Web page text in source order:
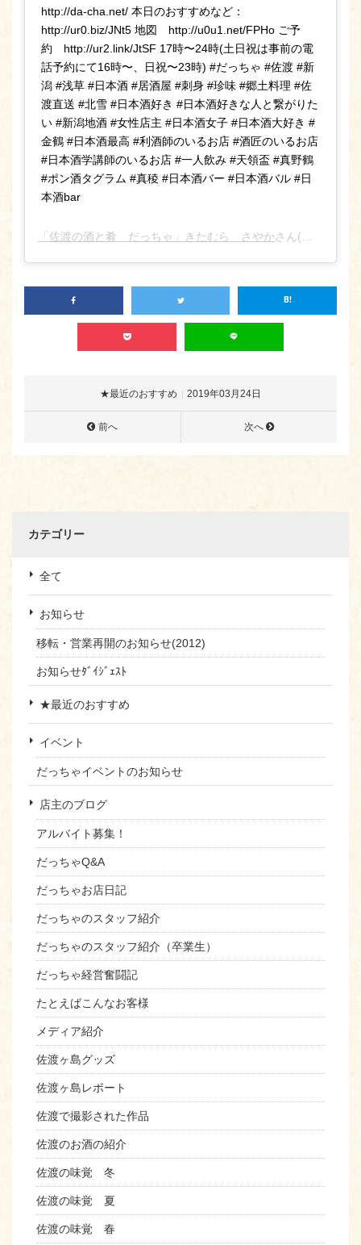
http://da-cha.net/ 本日のおすすめなど：
http://ur0.biz/JNt5 地図 http://u0u1.net/FPHo ご予
約 http://ur2.link/JtSF 17時〜24時(土日祝は事前の電
話予約にて16時〜、日祝〜23時) #だっちゃ #佐渡 #新
潟 #浅草 #日本酒 #居酒屋 #刺身 #珍味 #郷土料理 #佐
渡直送 #北雪 #日本酒好き #日本酒好きな人と繋がりた
い #新潟地酒 #女性店主 #日本酒女子 #日本酒大好き #
金鶴 #日本酒最高 #利酒師のいるお店 #酒匠のいるお店
#日本酒学講師のいるお店 #一人飲み #天領盃 #真野鶴
#ポン酒タグラム #真稜 #日本酒バー #日本酒バル #日
本酒bar
「佐渡の酒と肴 だっちゃ」きたむら さやかさん(@sado_daccha_sa_ya_ka_)がシェアした投稿 –
★最近のおすすめ 2019年03月24日
前へ 次へ
カテゴリー
全て
お知らせ
移転・営業再開のお知らせ(2012)
お知らせﾀﾞｲｼﾞｪｽﾄ
★最近のおすすめ
イベント
だっちゃイベントのお知らせ
店主のブログ
アルバイト募集！
だっちゃQ&A
だっちゃお店日記
だっちゃのスタッフ紹介
だっちゃのスタッフ紹介（卒業生）
だっちゃ経営奮闘記
たとえばこんなお客様
メディア紹介
佐渡ヶ島グッズ
佐渡ヶ島レポート
佐渡で撮影された作品
佐渡のお酒の紹介
佐渡の味覚 冬
佐渡の味覚 夏
佐渡の味覚 春